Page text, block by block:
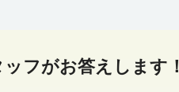
フがお答えします！